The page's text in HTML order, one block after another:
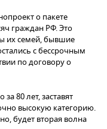
о пакете
граждан РФ. Это
их семей, бывшие
с бессрочным
по договору о
80 лет, заставят
высокую категорию.
будет вторая волна